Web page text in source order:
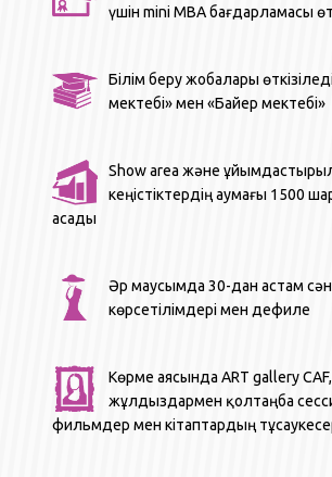
үшін mini MBA бағдарламасы
Білім беру жобалары
мектебі» мен «Байер мектебі»
Show area және
кеңістіктердің аумағы 1500
асады
Әр маусымда 30-дан астам сән
көрсетілімдері мен дефиле
Көрме аясында ART gallery CAF,
жұлдыздармен қолтаңба
фильмдер мен кітаптардың